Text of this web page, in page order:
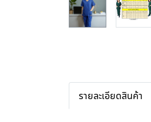
รายละเอียดสินค้า